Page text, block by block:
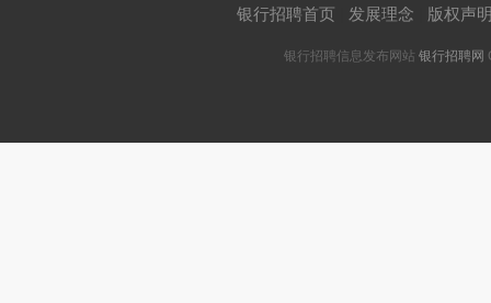
银行招聘首页 发展理念 版权声
银行招聘信息发布网站 银行招聘网